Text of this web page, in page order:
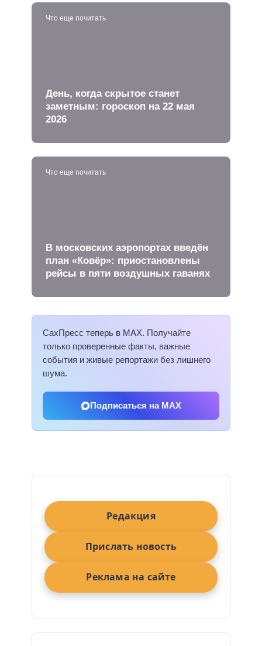
Что еще почитать
День, когда скрытое станет
заметным: гороскоп на 22 мая
2026
Что еще почитать
В московских аэропортах введён
план «Ковёр»: приостановлены
рейсы в пяти воздушных гаванях
СахПресс теперь в MAX. Получайте
только проверенные факты, важные
события и живые репортажи без лишнего
шума.
Подписаться на MAX
Редакция
Прислать новость
Реклама на сайте